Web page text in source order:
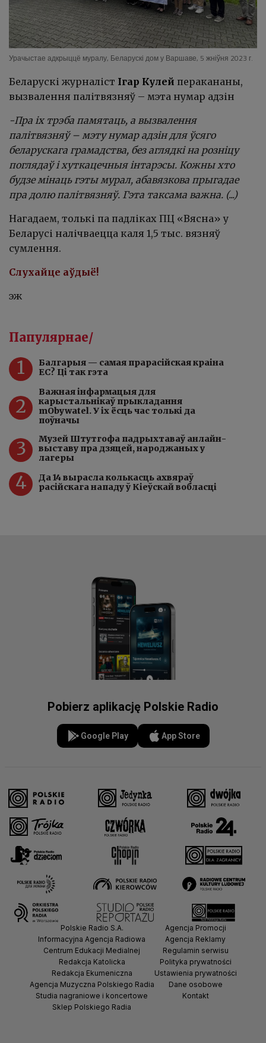
Урачыстае адкрыццё муралу, Беларускі дом у Варшаве, 5 жніўня 2023 г.
Беларускі журналіст Ігар Кулей перакананы,
вызвалення палітвязняў – мэта нумар адзін
-Пра іх трэба памятаць, а вызвалення
палітвязняў – мэту нумар адзін для ўсяго
беларускага грамадства, без аглядкі на розніцу
поглядаў і хуткацечныя інтарэсы. Кожны хто
будзе мінаць гэты мурал, абавязкова прыгадае
пра долю палітвязняў. Гэта таксама важна. (...)
Нагадаем, толькі па падліках ПЦ «Вясна» у
Беларусі налічваецца каля 1,5 тыс. вязняў
сумлення.
Слухайце аўдыё!
эж
Папулярнае/
1
Балгарыя — самая прарасійская краіна
ЕС? Ці так гэта
2
Важная інфармацыя для
карыстальнікаў прыкладання
mObywatel. У іх ёсць час толькі да
поўначы
3
Музей Штутгофа падрыхтаваў анлайн-
выставу пра дзяцей, народжаных у
лагеры
4
Да 14 вырасла колькасць ахвяраў
расійскага нападу ў Кіеўскай вобласці
Pobierz aplikację Polskie Radio
Google Play App Store
Polskie Radio S.A.
Informacyjna Agencja Radiowa
Centrum Edukacji Medialnej
Redakcja Katolicka
Redakcja Ekumeniczna
Agencja Muzyczna Polskiego Radia
Studia nagraniowe i koncertowe
Sklep Polskiego Radia
Agencja Promocji
Agencja Reklamy
Regulamin serwisu
Polityka prywatności
Ustawienia prywatności
Dane osobowe
Kontakt